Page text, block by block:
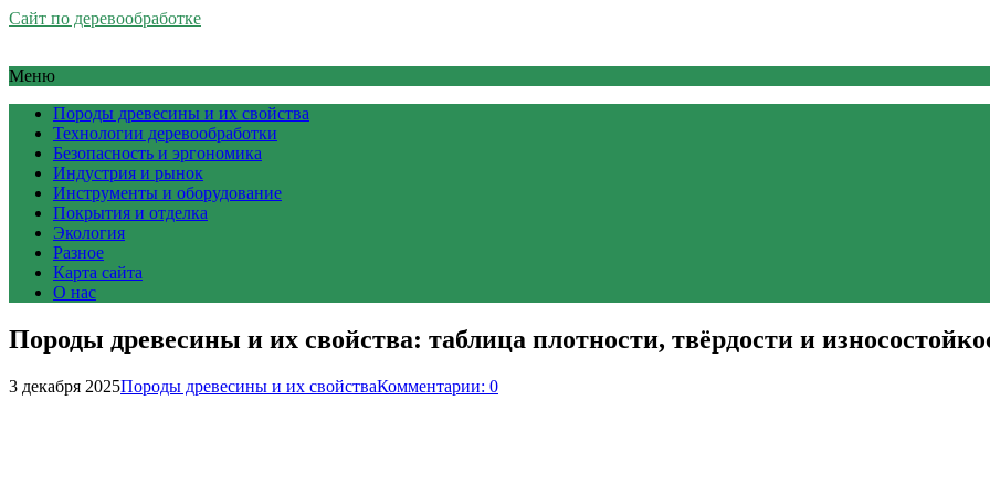
Сайт по деревообработке
Меню
Породы древесины и их свойства
Технологии деревообработки
Безопасность и эргономика
Индустрия и рынок
Инструменты и оборудование
Покрытия и отделка
Экология
Разное
Карта сайта
О нас
Породы древесины и их свойства: таблица плотности, твёрдости и
3 декабря 2025Породы древесины и их свойстваКомментарии: 0